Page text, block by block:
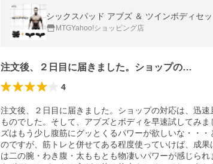
シックスパッド アブズ ＆ ツインボディセ
MTGYahoo!ショッピング店
注文後、２日目に届きました。ショップの…
4
注文後、２日目に届きました。ショップの対応は、迅
ものでした。そして、アブズとボディを早速試してみ
ズはもう少し腹筋にグッとくるパワーが欲しいな・・
のですが、筋トレと併せてある程度使っていけば、成
は二の腕・わき腹・太ももとも物凄いパワーが感じら